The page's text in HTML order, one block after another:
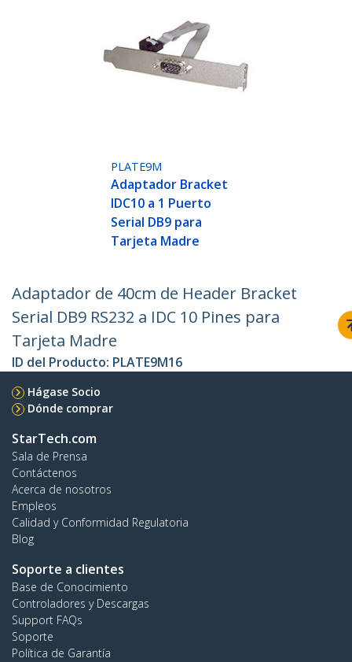
PLATE9M
Adaptador Bracket
IDC10 a 1 Puerto
Serial DB9 para
Tarjeta Madre
Adaptador de 40cm de Header Bracket
Serial DB9 RS232 a IDC 10 Pines para
Tarjeta Madre
ID del Producto: PLATE9M16
Hágase Socio
Dónde comprar
StarTech.com
Sala de Prensa
Contáctenos
Acerca de nosotros
Empleos
Calidad y Conformidad Regulatoria
Blog
Soporte a clientes
Base de Conocimiento
Controladores y Descargas
Support FAQs
Soporte
Política de Garantía